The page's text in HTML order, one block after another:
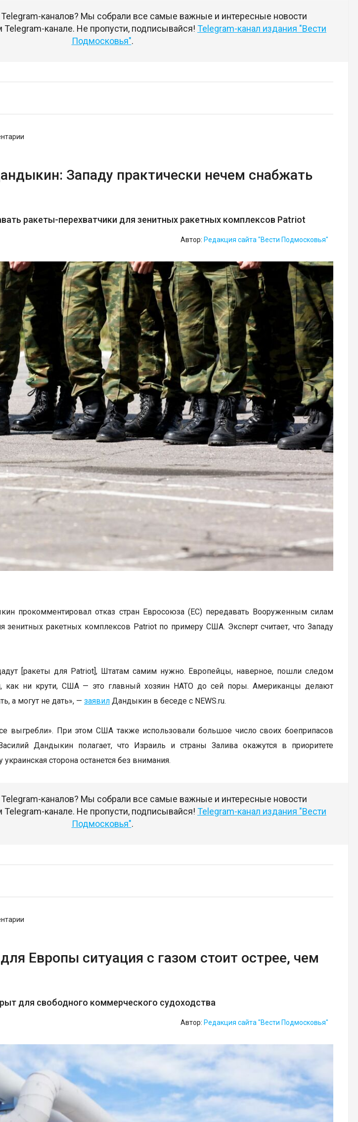
Telegram-каналов? Мы собрали все самые важные и интересные новости
Telegram-канале. Не пропусти, подписывайся! Telegram-канал издания "Вести
Подмосковья".
Западу практически нечем снабжать
ракеты-перехватчики для зенитных ракетных комплексов Patriot
Автор: Редакция сайта "Вести Подмосковья"
прокомментировал отказ стран Евросоюза (ЕС) передавать Вооруженным силам
зенитных ракетных комплексов Patriot по примеру США. Эксперт считает, что Западу
[ракеты для Patriot], Штатам самим нужно. Европейцы, наверное, пошли следом
как ни крути, США — это главный хозяин НАТО до сей поры. Американцы делают
а могут не дать», — заявил Дандыкин в беседе с NEWS.ru.
выгребли». При этом США также использовали большое число своих боеприпасов
Дандыкин полагает, что Израиль и страны Залива окажутся в приоритете
сторона останется без внимания.
Telegram-каналов? Мы собрали все самые важные и интересные новости
Telegram-канале. Не пропусти, подписывайся! Telegram-канал издания "Вести
Подмосковья".
Европы ситуация с газом стоит острее, чем
для свободного коммерческого судоходства
Автор: Редакция сайта "Вести Подмосковья"